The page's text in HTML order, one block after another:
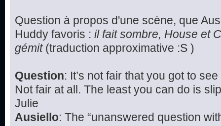
Question à propos d'une scène, que
Huddy favoris : il fait sombre, House et
gémit(traduction approximative :S )
Question: It’s not fair that you got to
Not fair at all. The least you can do is
Julie
Ausiello: The “unanswered question